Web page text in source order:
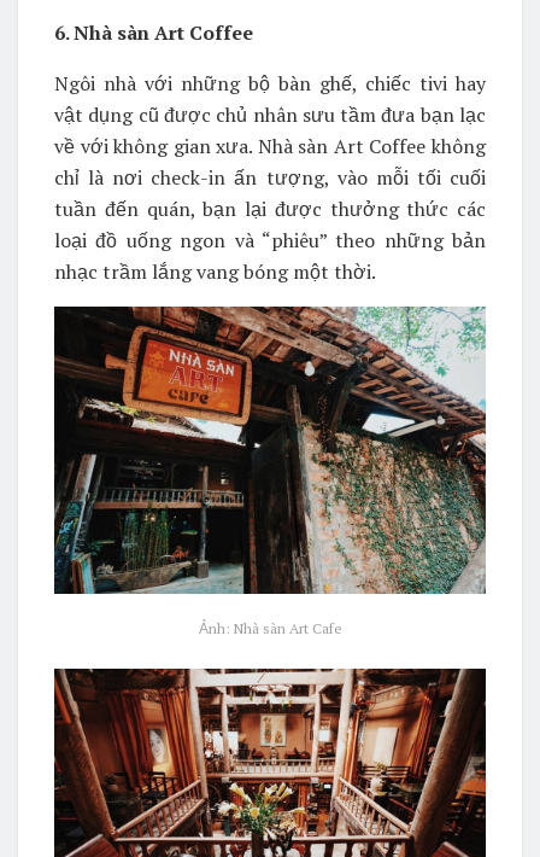
6. Nhà sàn Art Coffee
Ngôi nhà với những bộ bàn ghế, chiếc tivi hay
vật dụng cũ được chủ nhân sưu tầm đưa bạn lạc
về với không gian xưa. Nhà sàn Art Coffee không
chỉ là nơi check-in ấn tượng, vào mỗi tối cuối
tuần đến quán, bạn lại được thưởng thức các
loại đồ uống ngon và “phiêu” theo những bản
nhạc trầm lắng vang bóng một thời.
Ảnh: Nhà sàn Art Cafe